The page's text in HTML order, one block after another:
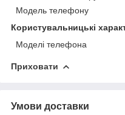
Модель телефону
Користувальницькі
Моделі телефона
Приховати
Умови доставки